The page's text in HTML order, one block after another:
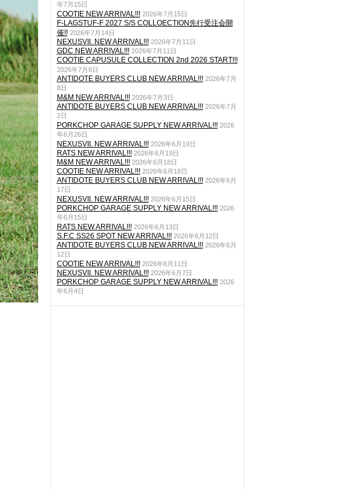
年7月15日
COOTIE NEW ARRIVAL!!! 2026年7月15日
F-LAGSTUF-F 2027 S/S COLLOECTION先行受注会開
催!! 2026年7月14日
NEXUSVII. NEW ARRIVAL!!! 2026年7月11日
GDC NEW ARRIVAL!!! 2026年7月11日
COOTIE CAPUSULE COLLECTION 2nd 2026 START!!!
2026年7月8日
ANTIDOTE BUYERS CLUB NEW ARRIVAL!!! 2026年7月
8日
M&M NEW ARRIVAL!!! 2026年7月3日
ANTIDOTE BUYERS CLUB NEW ARRIVAL!!! 2026年7月
2日
PORKCHOP GARAGE SUPPLY NEW ARRIVAL!!! 2026
年6月26日
NEXUSVII. NEW ARRIVAL!!! 2026年6月19日
RATS NEW ARRIVAL!!! 2026年6月19日
M&M NEW ARRIVAL!!! 2026年6月18日
COOTIE NEW ARRIVAL!!! 2026年6月18日
ANTIDOTE BUYERS CLUB NEW ARRIVAL!!! 2026年6月
17日
NEXUSVII. NEW ARRIVAL!!! 2026年6月15日
PORKCHOP GARAGE SUPPLY NEW ARRIVAL!!! 2026
年6月15日
RATS NEW ARRIVAL!!! 2026年6月13日
S.F.C SS26 SPOT NEW ARRIVAL!!! 2026年6月12日
ANTIDOTE BUYERS CLUB NEW ARRIVAL!!! 2026年6月
12日
COOTIE NEW ARRIVAL!!! 2026年6月11日
NEXUSVII. NEW ARRIVAL!!! 2026年6月7日
PORKCHOP GARAGE SUPPLY NEW ARRIVAL!!! 2026
年6月4日